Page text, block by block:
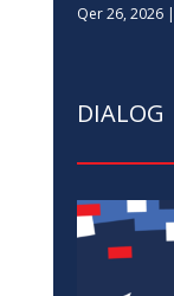
Qer 26, 2026|
DIALOG